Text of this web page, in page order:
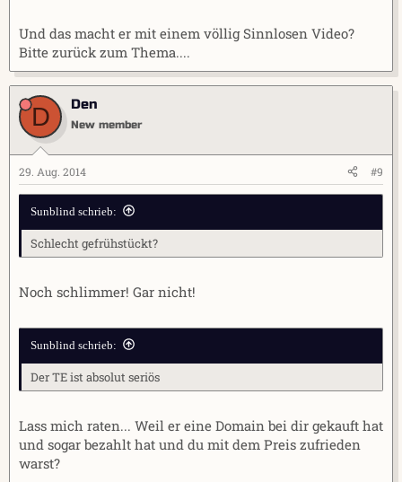
Und das macht er mit einem völlig Sinnlosen Video?
Bitte zurück zum Thema....
D Den
New member
29. Aug. 2014 #9
Sunblind schrieb:
Schlecht gefrühstückt?
Noch schlimmer! Gar nicht!
Sunblind schrieb:
Der TE ist absolut seriös
Lass mich raten... Weil er eine Domain bei dir gekauft hat
und sogar bezahlt hat und du mit dem Preis zufrieden
warst?